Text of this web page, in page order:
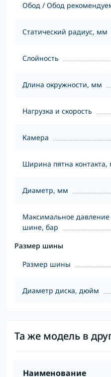
Обод / Обод
Статический радиус, мм
Слойность
Длина окружности, мм
Нагрузка и скорость
Камера
Ширина пятна
Диаметр, мм
Максимальное давление
шине, бар
Размер шины
Размер шины
Диаметр диска, дюйм
Та же модель в
Наименование